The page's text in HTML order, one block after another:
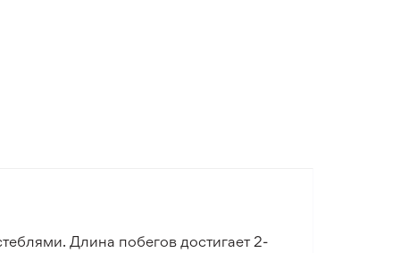
Длина побегов достигает 2-